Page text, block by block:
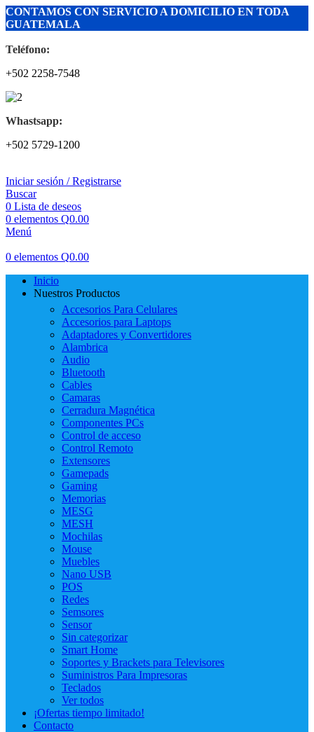
CONTAMOS CON SERVICIO A DOMICILIO EN TODA
GUATEMALA
Teléfono:
+502 2258-7548
Whastsapp:
+502 5729-1200
Iniciar sesión / Registrarse
Buscar
0 Lista de deseos
0 elementos Q0.00
Menú
0 elementos Q0.00
Inicio
Nuestros Productos
Accesorios Para Celulares
Accesorios para Laptops
Adaptadores y Convertidores
Alambrica
Audio
Bluetooth
Cables
Camaras
Cerradura Magnética
Componentes PCs
Control de acceso
Control Remoto
Extensores
Gamepads
Gaming
Memorias
MESG
MESH
Mochilas
Mouse
Muebles
Nano USB
POS
Redes
Semsores
Sensor
Sin categorizar
Smart Home
Soportes y Brackets para Televisores
Suministros Para Impresoras
Teclados
Ver todos
¡Ofertas tiempo limitado!
Contacto